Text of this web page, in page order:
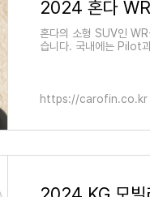
혼다의 소형 SUV인
습니다. 국내에는 Pilot
높이가 더 높습니다.
https://carofin.co.kr